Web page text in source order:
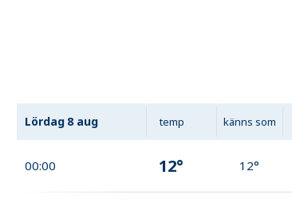
Lördag 8 aug temp känns som
00:00 12° 12°